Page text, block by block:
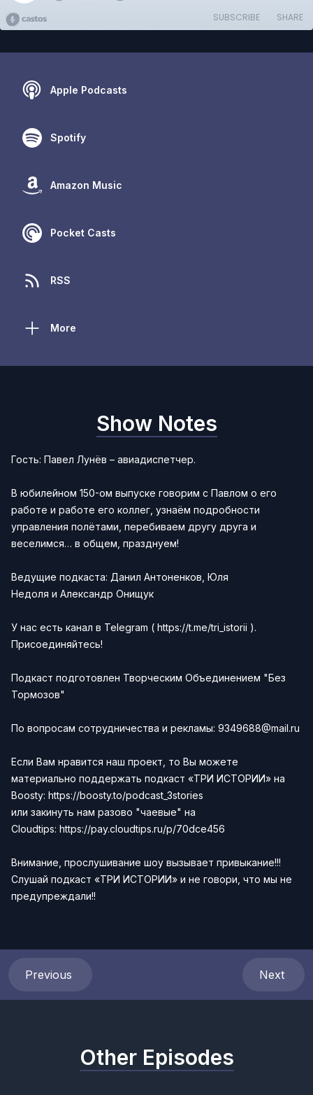
SUBSCRIBE SHARE
Apple Podcasts
Spotify
Amazon Music
Pocket Casts
RSS
More
Show Notes
Гость: Павел Лунёв – авиадиспетчер.
В юбилейном 150-ом выпуске говорим с Павлом о его
работе и работе его коллег, узнаём подробности
управления полётами, перебиваем другу друга и
веселимся… в общем, празднуем!
Ведущие подкаста: Данил Антоненков Юля
Недоля и Александр Онищук
У нас есть канал в Telegram ( https://t.me/tri_istorii ).
Присоединяйтесь!
Подкаст подготовлен Творческим Объединением "Без
Тормозов"
По вопросам сотрудничества и рекламы: 9349688@mail.ru
Если Вам нравится наш проект, то Вы можете
материально поддержать подкаст «ТРИ ИСТОРИИ» на
Boosty: https://boosty.to/podcast_3stories
или закинуть нам разово "чаевые" на
Сloudtips: https://pay.cloudtips.ru/p/70dce456
Внимание, прослушивание шоу вызывает привыкание!!!
Слушай подкаст «ТРИ ИСТОРИИ» и не говори, что мы не
предупреждали!!
Previous Next
Other Episodes